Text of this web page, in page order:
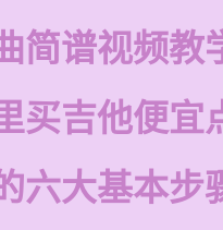
简谱视频教
买吉他便宜
六大基本步